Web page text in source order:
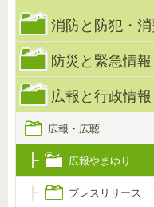
消防と防犯・
防災と緊急情報
広報と行政情報
広報・広聴
広報やまゆり
プレスリリース